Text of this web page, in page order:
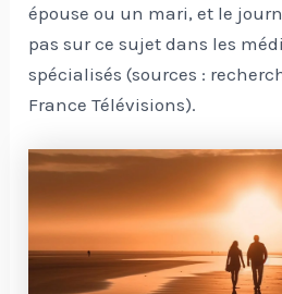
épouse ou un mari, et le
pas sur ce sujet dans les
spécialisés (sources :
France Télévisions).